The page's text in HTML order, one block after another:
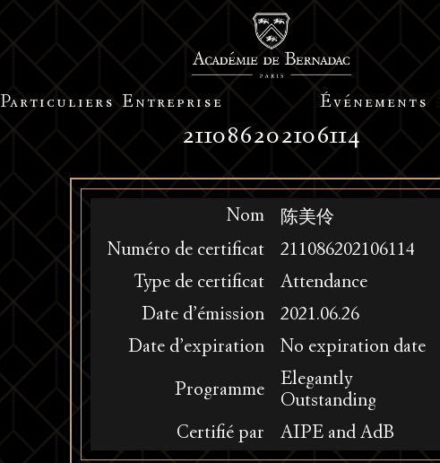
Particuliers Entreprise Événements
211086202106114
Nom
陈美伶
Numéro de certificat
211086202106114
Type de certificat
Attendance
Date d’émission
2021.06.26
Date d’expiration
No expiration date
Programme
Elegantly
Outstanding
Certifié par
AIPE and AdB